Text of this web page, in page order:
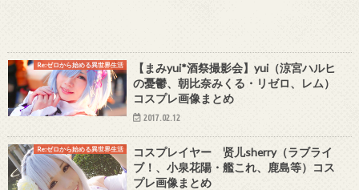
Re:ゼロから始める異世界生活
【まみyui*酒祭撮影会】yui（涼宮ハルヒ
の憂鬱、朝比奈みくる・リゼロ、レム）
コスプレ画像まとめ
2017.02.12
Re:ゼロから始める異世界生活
コスプレイヤー 贤儿sherry（ラブライ
ブ！、小泉花陽・艦これ、鹿島等）コス
プレ画像まとめ